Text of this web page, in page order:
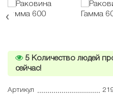
5 Количество людей
сейчас!
Артикул